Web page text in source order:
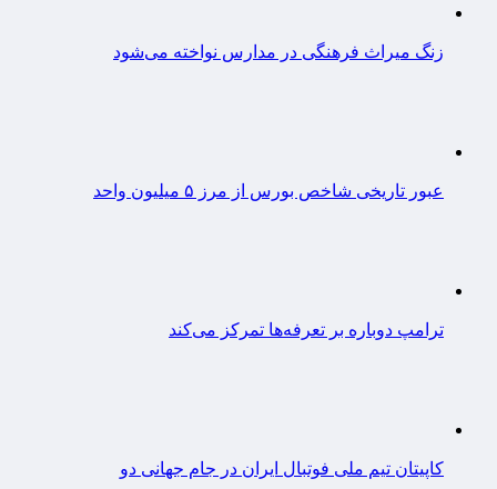
زنگ میراث فرهنگی در مدارس نواخته می‌شود
عبور تاریخی شاخص بورس از مرز ۵ میلیون واحد
ترامپ دوباره بر تعرفه‌ها تمرکز می‌کند
کاپیتان تیم ملی فوتبال ایران در جام جهانی دو